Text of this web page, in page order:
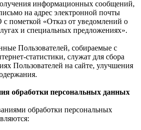
информационных сообщений,
на адрес электронной почты
пометкой «Отказ от уведомлений о
и специальных предложениях».
Пользователей, собираемые с
статистики, служат для сбора
Пользователей на сайте, улучшения
обработки персональных данных
обработки персональных